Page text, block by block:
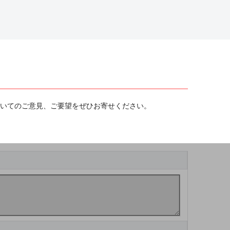
のご意見、ご要望をぜひお寄せください。